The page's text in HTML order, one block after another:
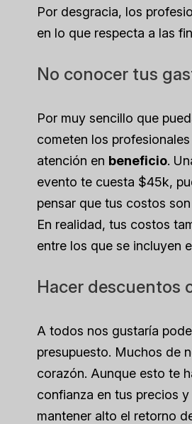
Por desgracia, los
en lo que respecta a las
No conocer tus
Por muy sencillo que
cometen los
atención en beneficio.
evento te cuesta $45k,
pensar que tus costos
En realidad, tus costos
entre los que se incluyen
Hacer descuentos
A todos nos gustaría
presupuesto. Muchos de
corazón. Aunque esto te
confianza en tus precios
mantener alto el retorno